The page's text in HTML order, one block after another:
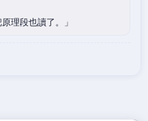
理段也讀了。